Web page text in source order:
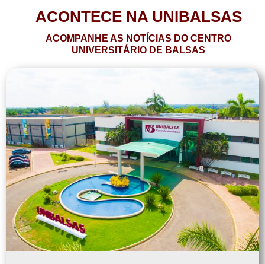
ACONTECE NA UNIBALSAS
ACOMPANHE AS NOTÍCIAS DO CENTRO
UNIVERSITÁRIO DE BALSAS